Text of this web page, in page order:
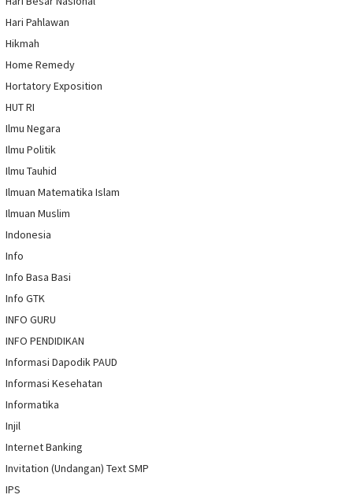
Hari Pahlawan
Hikmah
Home Remedy
Hortatory Exposition
HUT RI
Ilmu Negara
Ilmu Politik
Ilmu Tauhid
Ilmuan Matematika Islam
Ilmuan Muslim
Indonesia
Info
Info Basa Basi
Info GTK
INFO GURU
INFO PENDIDIKAN
Informasi Dapodik PAUD
Informasi Kesehatan
Informatika
Injil
Internet Banking
Invitation (Undangan) Text SMP
IPS